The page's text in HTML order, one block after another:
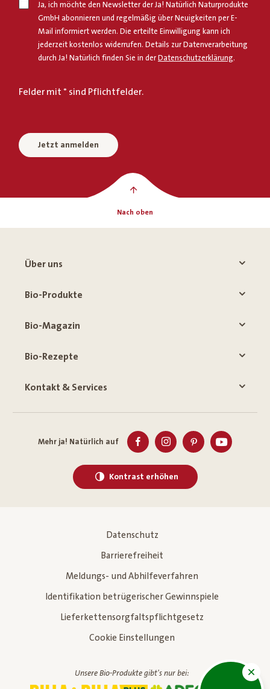
Ja, ich möchte den Newsletter der Ja! Natürlich Naturprodukte
GmbH abonnieren und regelmäßig über Neuigkeiten per E-
Mail informiert werden. Die erteilte Einwilligung kann ich
jederzeit kostenlos widerrufen. Details zur Datenverarbeitung
durch Ja! Natürlich finden Sie in der Datenschutzerklärung.
Felder mit * sind Pflichtfelder.
Jetzt anmelden
Nach oben
Über uns
Bio-Produkte
Bio-Magazin
Bio-Rezepte
Kontakt & Services
Mehr ja! Natürlich auf
Kontrast erhöhen
Datenschutz
Barrierefreiheit
Meldungs- und Abhilfeverfahren
Identifikation betrügerischer Gewinnspiele
Lieferkettensorgfaltspflichtgesetz
Cookie Einstellungen
Unsere Bio-Produkte gibt's nur bei: